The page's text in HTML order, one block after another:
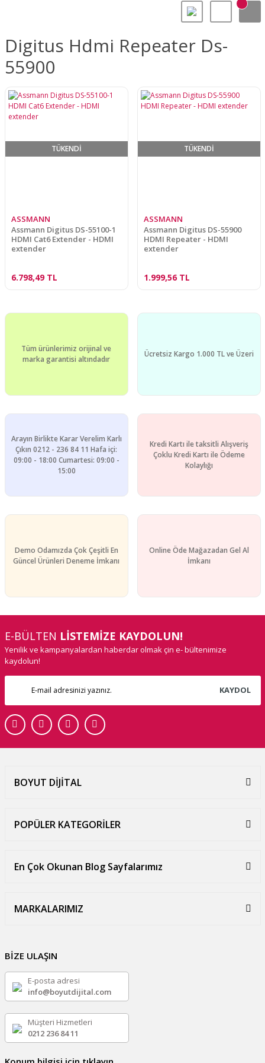
Digitus Hdmi Repeater Ds-
55900
TÜKENDİ
ASSMANN
Assmann Digitus DS-55100-1
HDMI Cat6 Extender - HDMI
extender
6.798,49 TL
TÜKENDİ
ASSMANN
Assmann Digitus DS-55900
HDMI Repeater - HDMI
extender
1.999,56 TL
Tüm ürünlerimiz orijinal ve
marka garantisi altındadır
Ücretsiz Kargo 1.000 TL ve Üzeri
Arayın Birlikte Karar Verelim Karlı
Çıkın 0212 - 236 84 11 Hafa içi:
09:00 - 18:00 Cumartesi: 09:00 -
15:00
Kredi Kartı ile taksitli Alışveriş
Çoklu Kredi Kartı ile Ödeme
Kolaylığı
Demo Odamızda Çok Çeşitli En
Güncel Ürünleri Deneme İmkanı
Online Öde Mağazadan Gel Al
İmkanı
E-BÜLTEN LİSTEMİZE KAYDOLUN!
Yenilik ve kampanyalardan haberdar olmak çin e- bültenimize
kaydolun!
KAYDOL
BOYUT DİJİTAL
POPÜLER KATEGORİLER
En Çok Okunan Blog Sayfalarımız
MARKALARIMIZ
BİZE ULAŞIN
E-posta adresi
info@boyutdijital.com
Müşteri Hizmetleri
0212 236 84 11